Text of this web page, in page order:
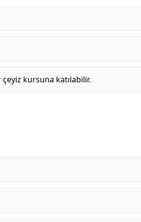
kursuna katılabilir.